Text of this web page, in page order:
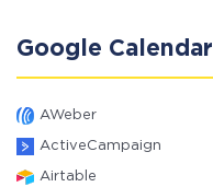
Google Calendar
AWeber
ActiveCampaign
Airtable